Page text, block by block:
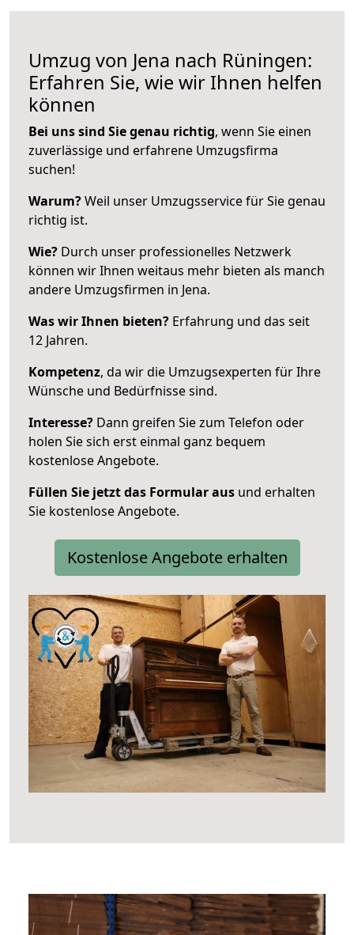
Umzug von Jena nach Rüningen:
Erfahren Sie, wie wir Ihnen helfen
können
Bei uns sind Sie genau richtig, wenn Sie einen
zuverlässige und erfahrene Umzugsfirma
suchen!
Warum?Weil unser Umzugsservice für Sie genau
richtig ist.
Wie? Durch unser professionelles Netzwerk
können wir Ihnen weitaus mehr bieten als manch
andere Umzugsfirmen in Jena.
Was wir Ihnen bieten? Erfahrung und das seit
12 Jahren.
Kompetenz, da wir die Umzugsexperten für Ihre
Wünsche und Bedürfnisse sind.
Interesse? Dann greifen Sie zum Telefon oder
holen Sie sich erst einmal ganz bequem
kostenlose Angebote.
Füllen Sie jetzt das Formular aus und erhalten
Sie kostenlose Angebote.
Kostenlose Angebote erhalten